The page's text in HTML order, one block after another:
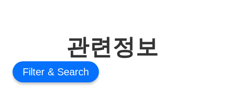
관련정보
Filter